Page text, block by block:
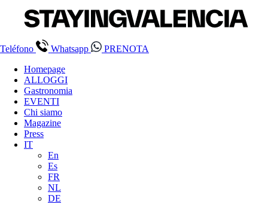
Teléfono Whatsapp
PRENOTA
Homepage
ALLOGGI
Gastronomia
EVENTI
Chi siamo
Magazine
Press
IT
En
Es
FR
NL
DE